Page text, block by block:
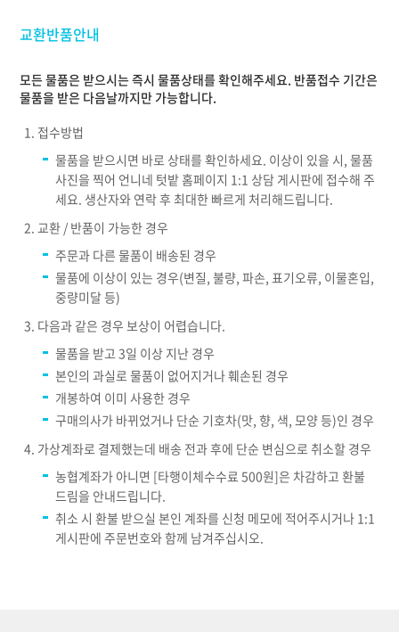
교환반품안내
모든 물품은 받으시는 즉시 물품상태를 확인해주세요. 반품접수 기간은
물품을 받은 다음날까지만 가능합니다.
접수방법
물품을 받으시면 바로 상태를 확인하세요. 이상이 있을 시, 물품
사진을 찍어 언니네 텃밭 홈페이지 1:1 상담 게시판에 접수해 주
세요. 생산자와 연락 후 최대한 빠르게 처리해드립니다.
교환 / 반품이 가능한 경우
주문과 다른 물품이 배송된 경우
물품에 이상이 있는 경우(변질, 불량, 파손, 표기오류, 이물혼입,
중량미달 등)
다음과 같은 경우 보상이 어렵습니다.
물품을 받고 3일 이상 지난 경우
본인의 과실로 물품이 없어지거나 훼손된 경우
개봉하여 이미 사용한 경우
구매의사가 바뀌었거나 단순 기호차(맛, 향, 색, 모양 등)인 경우
가상계좌로 결제했는데 배송 전과 후에 단순 변심으로 취소할 경우
농협계좌가 아니면 [타행이체수수료 500원]은 차감하고 환불
드림을 안내드립니다.
취소 시 환불 받으실 본인 계좌를 신청 메모에 적어주시거나 1:1
게시판에 주문번호와 함께 남겨주십시오.